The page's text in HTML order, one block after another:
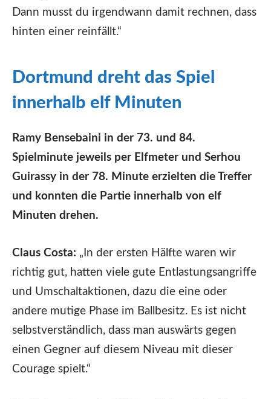
Dann musst du irgendwann damit rechnen, dass
hinten einer reinfällt.“
Dortmund dreht das Spiel
innerhalb elf Minuten
Ramy Bensebaini in der 73. und 84.
Spielminute jeweils per Elfmeter und Serhou
Guirassy in der 78. Minute erzielten die Treffer
und konnten die Partie innerhalb von elf
Minuten drehen.
Claus Costa: „In der ersten Hälfte waren wir
richtig gut, hatten viele gute Entlastungsangriffe
und Umschaltaktionen, dazu die eine oder
andere mutige Phase im Ballbesitz. Es ist nicht
selbstverständlich, dass man auswärts gegen
einen Gegner auf diesem Niveau mit dieser
Courage spielt.“